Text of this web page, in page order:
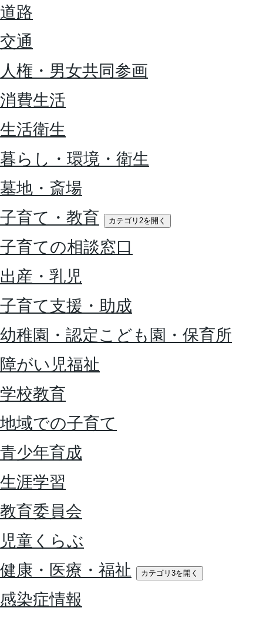
道路
交通
人権・男女共同参画
消費生活
生活衛生
暮らし・環境・衛生
墓地・斎場
子育て・教育
カテゴリ2を開く
子育ての相談窓口
出産・乳児
子育て支援・助成
幼稚園・認定こども園・保育所
障がい児福祉
学校教育
地域での子育て
青少年育成
生涯学習
教育委員会
児童くらぶ
健康・医療・福祉
カテゴリ3を開く
感染症情報